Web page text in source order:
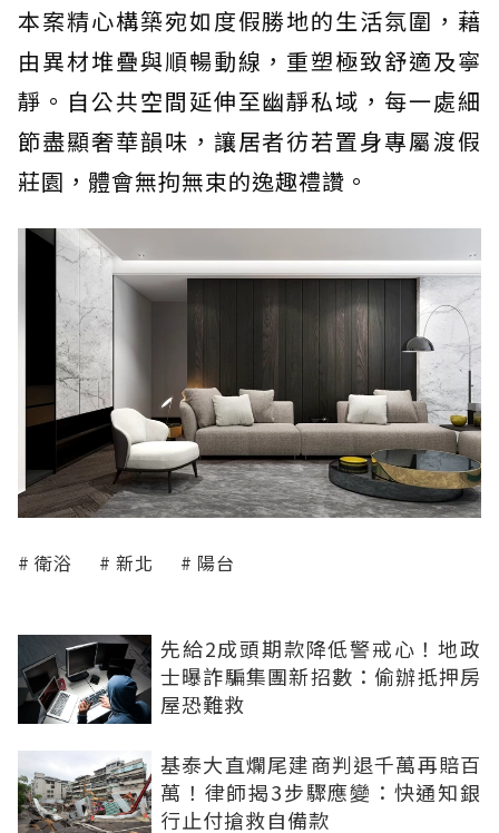
本案精心構築宛如度假勝地的生活氛圍，藉
由異材堆疊與順暢動線，重塑極致舒適及寧
靜。自公共空間延伸至幽靜私域，每一處細
節盡顯奢華韻味，讓居者彷若置身專屬渡假
莊園，體會無拘無束的逸趣禮讚。
衛浴 新北 陽台
先給2成頭期款降低警戒心！地政
士曝詐騙集團新招數：偷辦抵押房
屋恐難救
基泰大直爛尾建商判退千萬再賠百
萬！律師揭3步驟應變：快通知銀
行止付搶救自備款